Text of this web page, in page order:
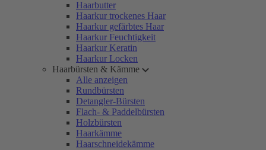
Haarbutter
Haarkur trockenes Haar
Haarkur gefärbtes Haar
Haarkur Feuchtigkeit
Haarkur Keratin
Haarkur Locken
Haarbürsten & Kämme
Alle anzeigen
Rundbürsten
Detangler-Bürsten
Flach- & Paddelbürsten
Holzbürsten
Haarkämme
Haarschneidekämme